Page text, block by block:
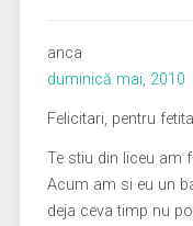
anca
duminică mai, 2010
Felicitari, pentru
Te stiu din liceu am
Acum am si eu un
deja ceva timp nu